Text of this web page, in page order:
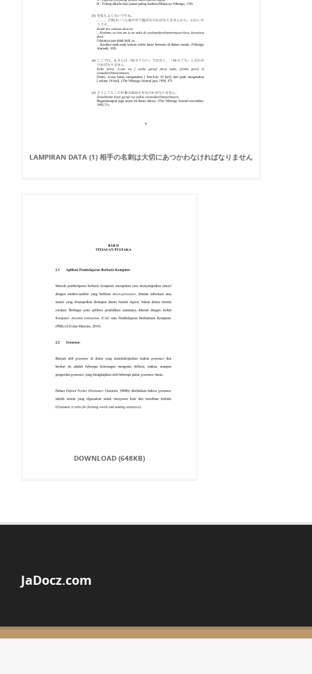
LAMPIRAN DATA (1) 相手の名刺は大切にあつかわなければなりません
DOWNLOAD (648KB)
JaDocz.com